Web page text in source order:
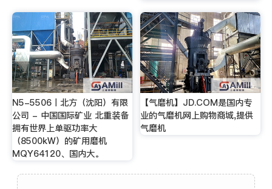
N5-5506丨北方（沈阳）有限
公司 - 中国国际矿业 北重装备
拥有世界上单驱功率大
（8500kW）的矿用磨机
MQY64120、国内大。
【气磨机】JD.COM是国内专
业的气磨机网上购物商城,提供
气磨机